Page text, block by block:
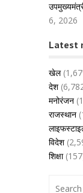
6, 2026
Latest
खेल
देश
मनोरंजन
राजस्थान
विदेश
शिक्षा